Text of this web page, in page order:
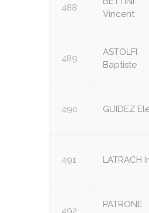
488
Vincent
489
ASTOLFI
Baptiste
490 GUIDEZ
491 LATRACH
492
PATRONE